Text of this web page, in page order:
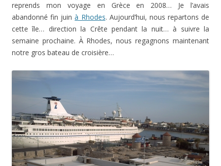
reprends mon voyage en Grèce en 2008… Je l’avais
abandonné fin juinà Rhodes. Aujourd’hui, nous repartons de
cette île… direction la Crête pendant la nuit… à suivre la
semaine prochaine. À Rhodes, nous regagnons maintenant
notre gros bateau de croisière…